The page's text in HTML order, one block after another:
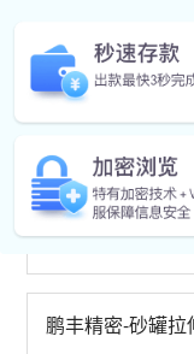
在现代制造业中
生产效率的需求
效的加工工具，在
鹏丰精密-三通孔
随着工业4.0的推
中，三通孔拉伸
鹏丰精密-砂罐拉